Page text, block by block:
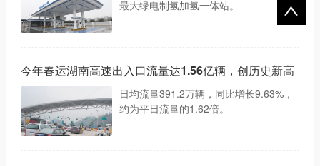
最大绿电制氢加氢一体站。
今年春运湖南高速出入口流量达1.56亿辆，创历史新高
日均流量391.2万辆，同比增长9.63%，
约为平日流量的1.62倍。